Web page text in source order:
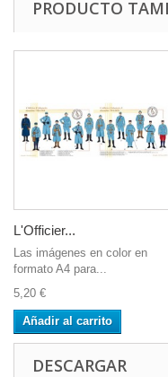
PRODUCTO
L'Officier...
Las imágenes en color en
formato A4 para...
5,20 €
Añadir al carrito
DESCARGAR